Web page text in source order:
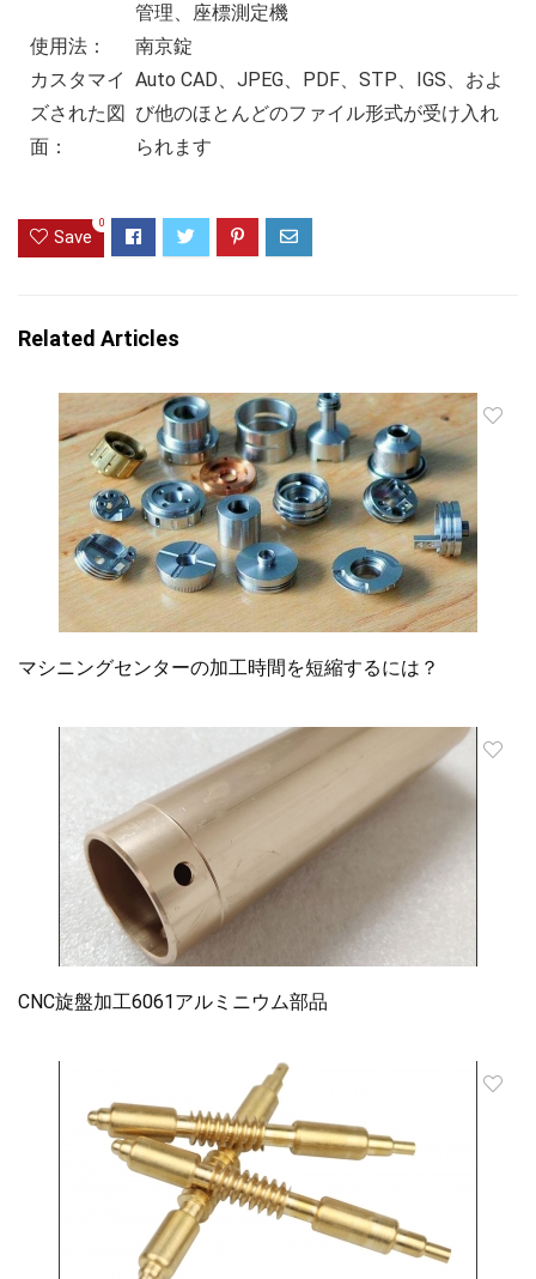
管理、座標測定機
使用法：
南京錠
カスタマイ
ズされた図
面：
Auto CAD、JPEG、PDF、STP、IGS、およ
び他のほとんどのファイル形式が受け入れ
られます
Save
0
Related Articles
マシニングセンターの加工時間を短縮するには？
CNC旋盤加工6061アルミニウム部品